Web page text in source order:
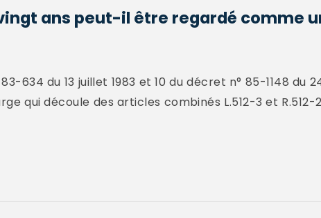
ans peut-il être regardé comme
634 du 13 juillet 1983 et 10 du décret n° 85-1148 du
qui découle des articles combinés L.512-3 et R.512-